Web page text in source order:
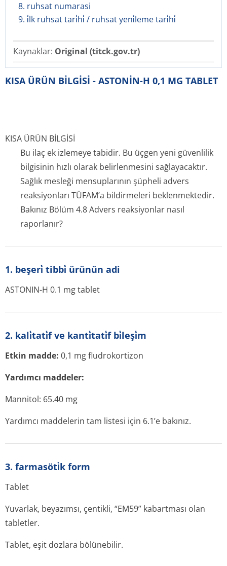
8. ruhsat numarasi
9. i̇lk ruhsat tari̇hi̇ / ruhsat yeni̇leme tari̇hi̇
Kaynaklar: Original (titck.gov.tr)
KISA ÜRÜN BİLGİSİ - ASTONİN-H 0,1 MG TABLET
KISA ÜRÜN BİLGİSİ
Bu ilaç ek izlemeye tabidir. Bu üçgen yeni güvenlilik
bilgisinin hızlı olarak belirlenmesini sağlayacaktır.
Sağlık mesleği mensuplarının şüpheli advers
reaksiyonları TÜFAM’a bildirmeleri beklenmektedir.
Bakınız Bölüm 4.8 Advers reaksiyonlar nasıl
raporlanır?
1. beşeri̇ tibbi̇ ürünün adi
ASTONIN-H 0.1 mg tablet
2. kali̇tati̇f ve kanti̇tati̇f bi̇leşi̇m
Etkin madde: 0,1 mg fludrokortizon
Yardımcı maddeler:
Mannitol: 65.40 mg
Yardımcı maddelerin tam listesi için 6.1’e bakınız.
3. farmasöti̇k form
Tablet
Yuvarlak, beyazımsı, çentikli, “EM59” kabartması olan
tabletler.
Tablet, eşit dozlara bölünebilir.